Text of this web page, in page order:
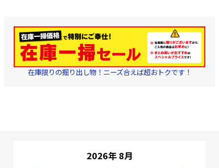
在庫限りの掘り出し物！ニーズ合えば超おトクです！
2026年 8月